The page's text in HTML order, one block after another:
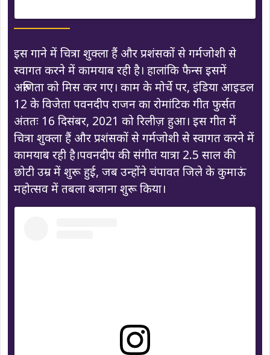
इस गाने में चित्रा शुक्ला हैं और प्रशंसकों से गर्मजोशी से
स्वागत करने में कामयाब रही है। हालांकि फैन्स इसमें
अरुणिता को मिस कर गए। काम के मोर्चे पर, इंडिया आइडल
12 के विजेता पवनदीप राजन का रोमांटिक गीत फुर्सत
अंततः 16 दिसंबर, 2021 को रिलीज़ हुआ। इस गीत में
चित्रा शुक्ला हैं और प्रशंसकों से गर्मजोशी से स्वागत करने में
कामयाब रही है।पवनदीप की संगीत यात्रा 2.5 साल की
छोटी उम्र में शुरू हुई, जब उन्होंने चंपावत जिले के कुमाऊं
महोत्सव में तबला बजाना शुरू किया।